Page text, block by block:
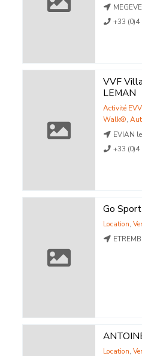
+33
VVF
LEMAN
Activité
Walk®,
EVIAN
+33
Go
Location,
Location,